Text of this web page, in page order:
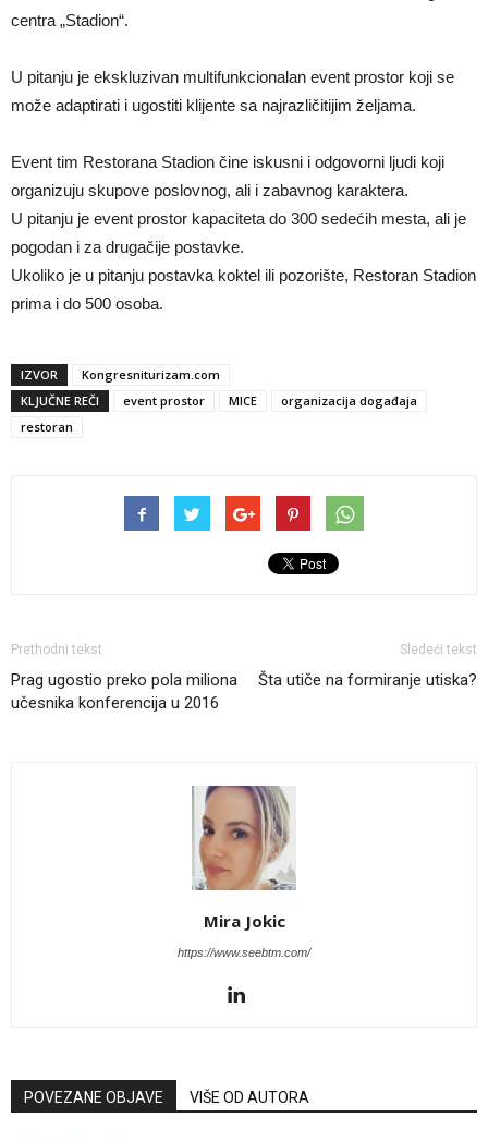
centra „Stadion“.
U pitanju je ekskluzivan multifunkcionalan event prostor koji se
može adaptirati i ugostiti klijente sa najrazličitijim željama.
Event tim Restorana Stadion čine iskusni i odgovorni ljudi koji
organizuju skupove poslovnog, ali i zabavnog karaktera.
U pitanju je event prostor kapaciteta do 300 sedećih mesta, ali je
pogodan i za drugačije postavke.
Ukoliko je u pitanju postavka koktel ili pozorište, Restoran Stadion
prima i do 500 osoba.
IZVOR
Kongresniturizam.com
KLJUČNE REČI
event prostor MICE
organizacija događaja
restoran
Prethodni tekst
Prag ugostio preko pola miliona
učesnika konferencija u 2016
Sledeći tekst
Šta utiče na formiranje utiska?
Mira Jokic
https://www.seebtm.com/
POVEZANE OBJAVE VIŠE OD AUTORA